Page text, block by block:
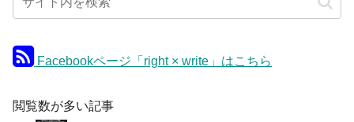
Facebookページ「right × write」はこちら
閲覧数が多い記事